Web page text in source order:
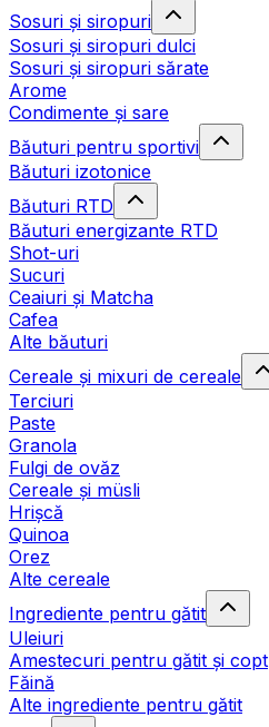
Sosuri și siropuri
Sosuri și siropuri dulci
Sosuri și siropuri sărate
Arome
Condimente și sare
Băuturi pentru sportivi
Băuturi izotonice
Băuturi RTD
Băuturi energizante RTD
Shot-uri
Sucuri
Ceaiuri și Matcha
Cafea
Alte băuturi
Cereale și mixuri de cereale
Terciuri
Paste
Granola
Fulgi de ovăz
Cereale și müsli
Hrișcă
Quinoa
Orez
Alte cereale
Ingrediente pentru gătit
Uleiuri
Amestecuri pentru gătit și copt
Făină
Alte ingrediente pentru gătit